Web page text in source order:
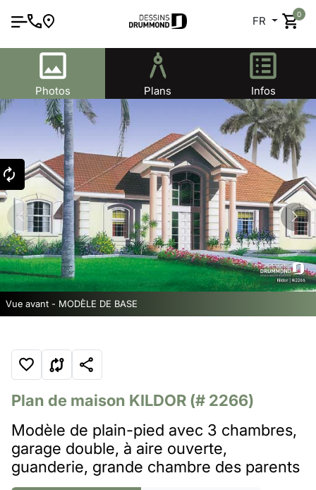
FR
0
Vue avant - MODÈLE DE BASE
Photos Plans Infos
Plan de maison KILDOR (# 2266)
Modèle de plain-pied avec 3 chambres,
garage double, à aire ouverte,
guanderie, grande chambre des parents